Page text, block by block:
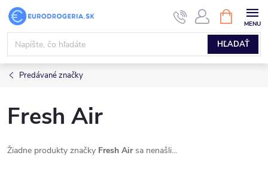
Prejsť
obsah
HĽADAŤ
KOŠÍK
Predávané značky
Fresh Air
Žiadne produkty značky Fresh Airsa nenašli...